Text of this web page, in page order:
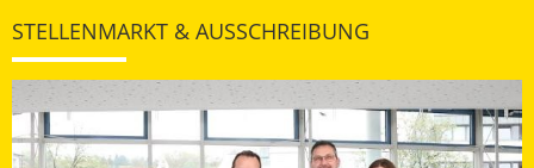
STELLENMARKT & AUSSCHREIBUNG